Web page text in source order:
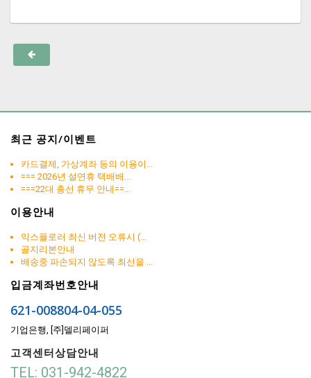
최근 공지/이벤트
카드결제, 가상계좌 등의 이용이...
=== 2026년 설연휴 택배배...
===22대 총선 휴무 안내==...
이용안내
익스플로러 최신 버전 오류시 (...
골지리본안내
배송중 파손되지 않도록 최선을 ...
입금계좌번호안내
621-008804-04-055
기업은행, [주]델리페이퍼
고객센터상담안내
TEL: 031-942-4822